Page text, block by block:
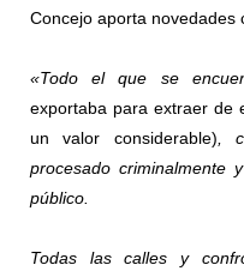
Concejo aporta novedades
«Todo el que se
exportaba para extraer de
un valor considerable),
procesado criminalmente
público.
Todas las calles y